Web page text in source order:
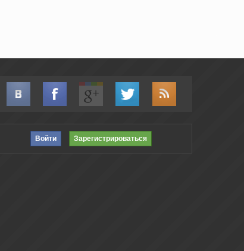
Войти Зарегистрироваться